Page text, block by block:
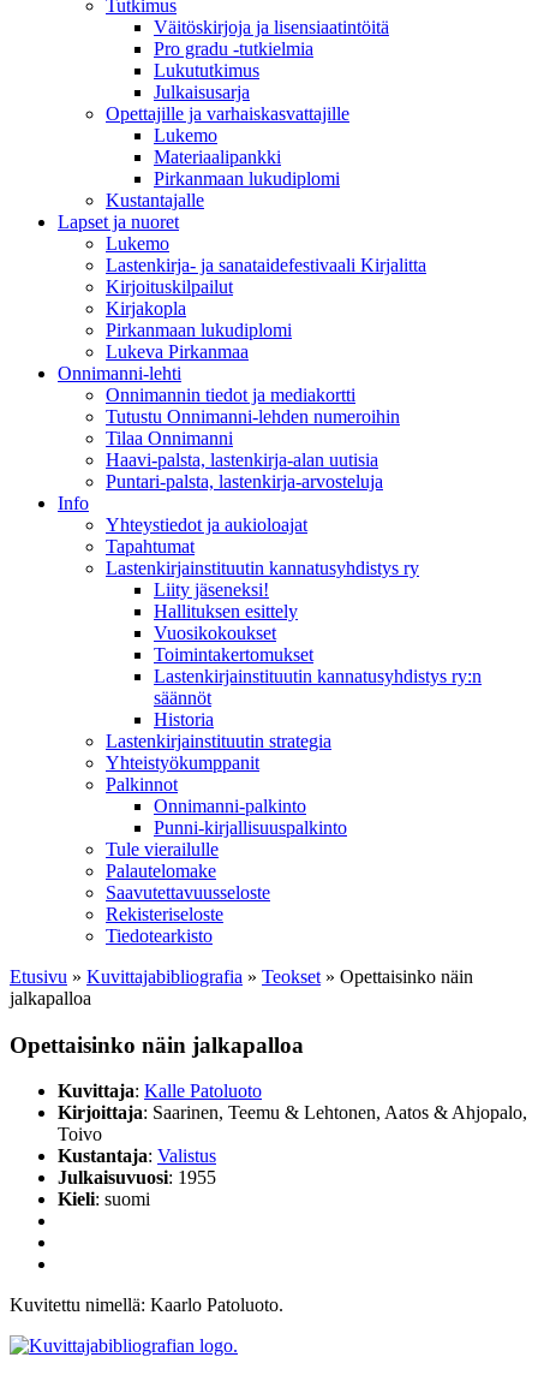
Tutkimus
Väitöskirjoja ja lisensiaatintöitä
Pro gradu -tutkielmia
Lukututkimus
Julkaisusarja
Opettajille ja varhaiskasvattajille
Lukemo
Materiaalipankki
Pirkanmaan lukudiplomi
Kustantajalle
Lapset ja nuoret
Lukemo
Lastenkirja- ja sanataidefestivaali Kirjalitta
Kirjoituskilpailut
Kirjakopla
Pirkanmaan lukudiplomi
Lukeva Pirkanmaa
Onnimanni-lehti
Onnimannin tiedot ja mediakortti
Tutustu Onnimanni-lehden numeroihin
Tilaa Onnimanni
Haavi-palsta, lastenkirja-alan uutisia
Puntari-palsta, lastenkirja-arvosteluja
Info
Yhteystiedot ja aukioloajat
Tapahtumat
Lastenkirjainstituutin kannatusyhdistys ry
Liity jäseneksi!
Hallituksen esittely
Vuosikokoukset
Toimintakertomukset
Lastenkirjainstituutin kannatusyhdistys ry:n
säännöt
Historia
Lastenkirjainstituutin strategia
Yhteistyökumppanit
Palkinnot
Onnimanni-palkinto
Punni-kirjallisuuspalkinto
Tule vierailulle
Palautelomake
Saavutettavuusseloste
Rekisteriseloste
Tiedotearkisto
Etusivu » Kuvittaja­bibliografia » Teokset » Opettaisinko näin
jalkapalloa
Opettaisinko näin jalkapalloa
Kuvittaja: Kalle Patoluoto
Kirjoittaja: Saarinen, Teemu & Lehtonen, Aatos & Ahjopalo,
Toivo
Kustantaja: Valistus
Julkaisuvuosi: 1955
Kieli: suomi
Kuvitettu nimellä: Kaarlo Patoluoto.